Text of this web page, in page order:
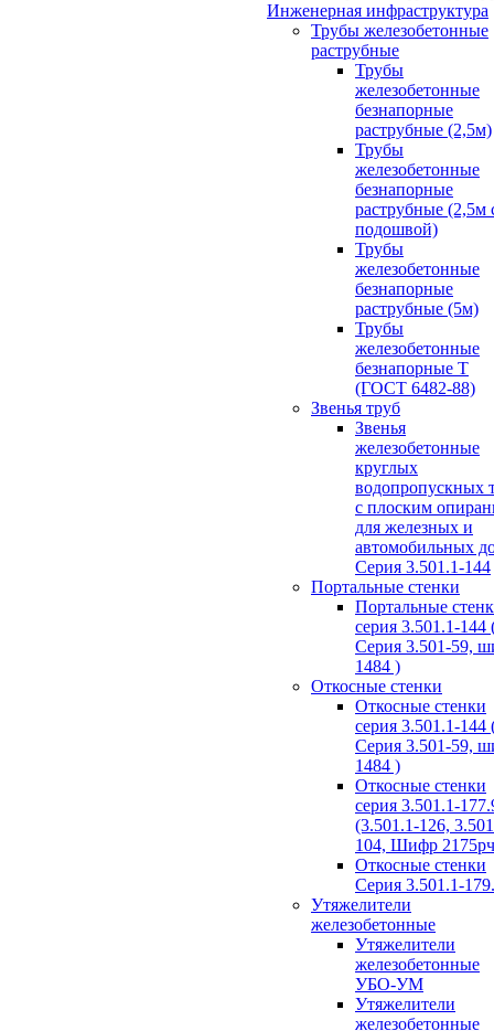
Инженерная инфраструктура
Трубы железобетонные
раструбные
Трубы
железобетонные
безнапорные
раструбные (2,5м)
Трубы
железобетонные
безнапорные
раструбные (2,5м
подошвой)
Трубы
железобетонные
безнапорные
раструбные (5м)
Трубы
железобетонные
безнапорные Т
(ГОСТ 6482-88)
Звенья труб
Звенья
железобетонные
круглых
водопропускных
с плоским
для железных и
автомобильных
Серия 3.501.1-144
Портальные стенки
Портальные
серия 3.501.1-144
Серия 3.501-59,
1484 )
Откосные стенки
Откосные стенки
серия 3.501.1-144
Серия 3.501-59,
1484 )
Откосные стенки
серия 3.501.1-
(3.501.1-126,
104, Шифр
Откосные стенки
Серия 3.501.1-
Утяжелители
железобетонные
Утяжелители
железобетонные
УБО-УМ
Утяжелители
железобетонные